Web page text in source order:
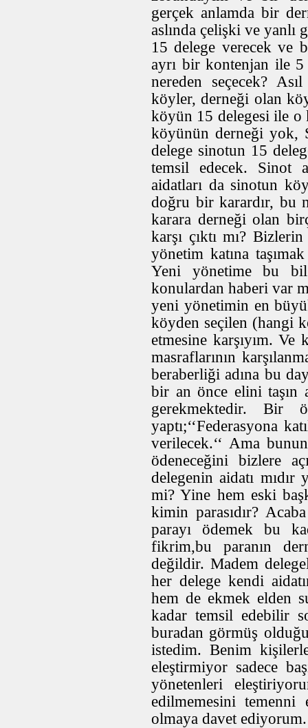
gerçek anlamda bir
aslında çelişki ve
15 delege verecek ve
ayrı bir kontenjan ile
nereden seçecek?
köyler, derneği olan
köyün 15 delegesi ile o
köyünün derneği yok,
delege sinotun 15
temsil edecek. Sinot
aidatları da sinotun
doğru bir karardır, bu
karara derneği olan
karşı çıktı mı?
yönetim katına
Yeni yönetime bu
konulardan haberi var
yeni yönetimin en
köyden seçilen (hangi
etmesine karşıyım.
masraflarının
beraberliği adına bu
bir an önce elini taşın
gerekmektedir. Bir
yaptı;‘‘Federasyona
verilecek.‘‘ Ama
ödeneceğini bizlere
delegenin aidatı
mi? Yine hem eski
kimin parasıdır?
parayı ödemek bu
fikrim,bu paranın
değildir. Madem
her delege kendi
hem de ekmek elden
kadar temsil edebilir
buradan görmüş
istedim. Benim
eleştirmiyor sadece
yönetenleri
edilmemesini
olmaya davet